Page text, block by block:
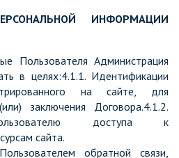
ИНФОРМАЦИИ
Пользователя Администрация
в целях:4.1.1. Идентификации
на сайте, для
заключения Договора.4.1.2.
доступа к
сайта.
обратной связи,